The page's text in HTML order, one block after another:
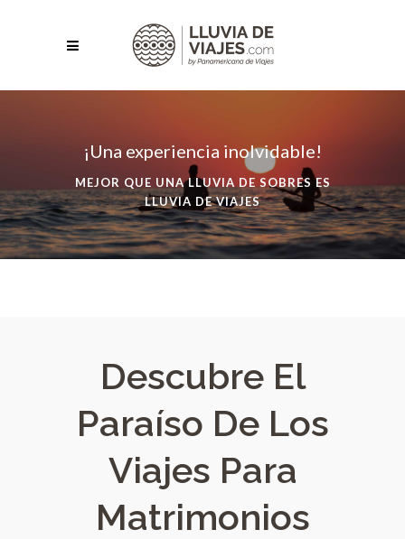
¡Una experiencia inolvidable!
MEJOR QUE UNA LLUVIA DE SOBRES ES
LLUVIA DE VIAJES
Descubre El
Paraíso De Los
Viajes Para
Matrimonios